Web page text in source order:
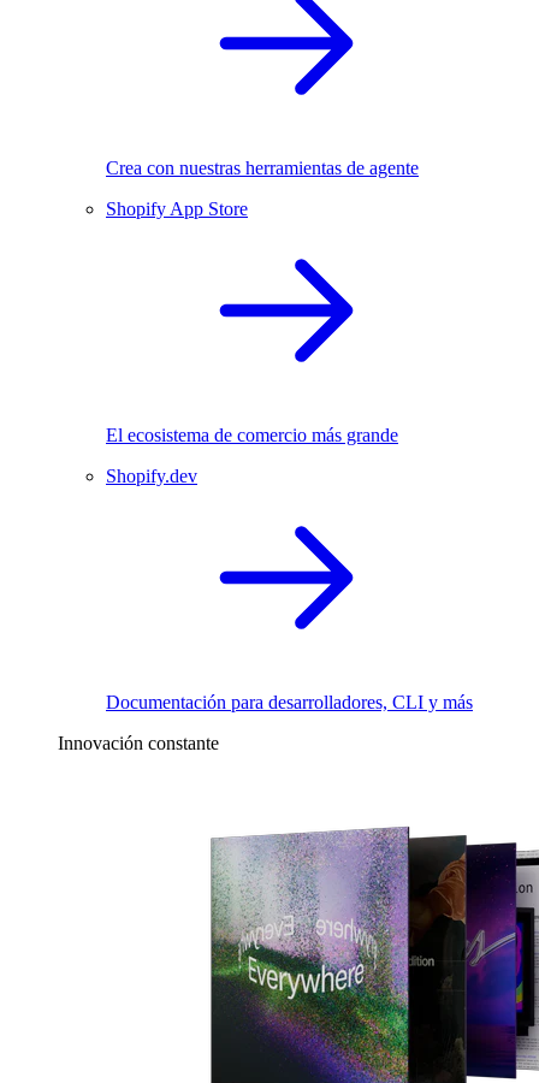
Crea con nuestras herramientas de agente
Shopify App Store
El ecosistema de comercio más grande
Shopify.dev
Documentación para desarrolladores, CLI y más
Innovación constante